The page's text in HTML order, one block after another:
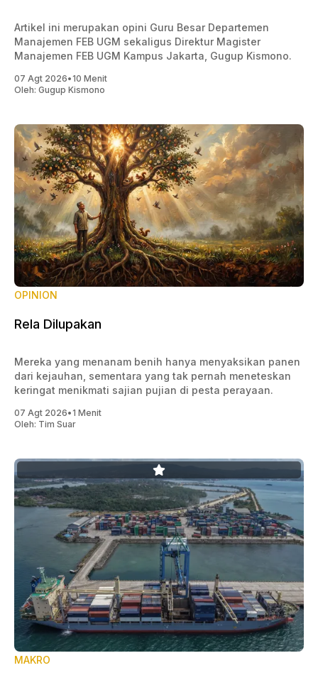
Artikel ini merupakan opini Guru Besar Departemen
Manajemen FEB UGM sekaligus Direktur Magister
Manajemen FEB UGM Kampus Jakarta, Gugup Kismono.
07 Agt 2026•10 Menit
Oleh: Gugup Kismono
OPINION
Rela Dilupakan
Mereka yang menanam benih hanya menyaksikan panen
dari kejauhan, sementara yang tak pernah meneteskan
keringat menikmati sajian pujian di pesta perayaan.
07 Agt 2026•1 Menit
Oleh: Tim Suar
MAKRO